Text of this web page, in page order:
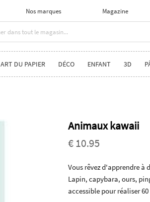
Nos marques Magazine
ART DU PAPIER DÉCO ENFANT 3D
Animaux kawaii
€ 10.95
Vous rêvez d'apprendre
Lapin, capybara, ours,
accessible pour réaliser